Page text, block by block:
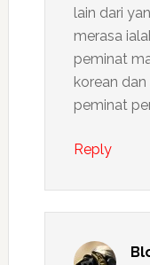
lain dari
merasa
peminat
korean
peminat
Reply